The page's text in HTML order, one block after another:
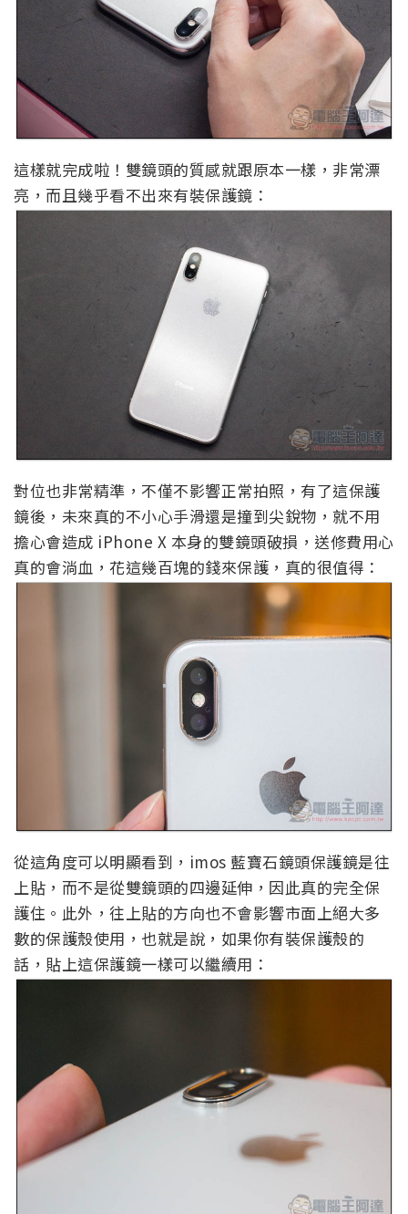
這樣就完成啦！雙鏡頭的質感就跟原本一樣，非常漂
亮，而且幾乎看不出來有裝保護鏡：
對位也非常精準，不僅不影響正常拍照，有了這保護
鏡後，未來真的不小心手滑還是撞到尖銳物，就不用
擔心會造成 iPhone X 本身的雙鏡頭破損，送修費用心
真的會淌血，花這幾百塊的錢來保護，真的很值得：
從這角度可以明顯看到，imos 藍寶石鏡頭保護鏡是往
上貼，而不是從雙鏡頭的四邊延伸，因此真的完全保
護住。此外，往上貼的方向也不會影響市面上絕大多
數的保護殼使用，也就是說，如果你有裝保護殼的
話，貼上這保護鏡一樣可以繼續用：